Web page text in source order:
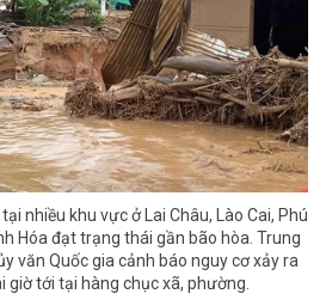
nhiều khu vực ở Lai Châu, Lào Cai, Phú
Hóa đạt trạng thái gần bão hòa. Trung
văn Quốc gia cảnh báo nguy cơ xảy ra
giờ tới tại hàng chục xã, phường.